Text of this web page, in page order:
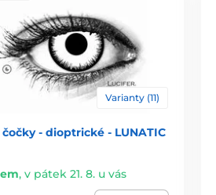
Varianty (11)
čočky - dioptrické - LUNATIC
, v pátek 21. 8. u vás